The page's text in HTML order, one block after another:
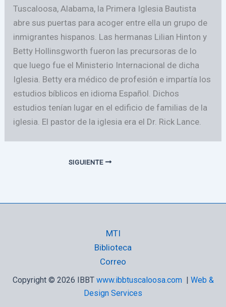
Tuscaloosa, Alabama, la Primera Iglesia Bautista
abre sus puertas para acoger entre ella un grupo de
inmigrantes hispanos. Las hermanas Lilian Hinton y
Betty Hollinsgworth fueron las precursoras de lo
que luego fue el Ministerio Internacional de dicha
Iglesia. Betty era médico de profesión e impartía los
estudios bíblicos en idioma Español. Dichos
estudios tenían lugar en el edificio de familias de la
iglesia. El pastor de la iglesia era el Dr. Rick Lance.
SIGUIENTE
MTI
Biblioteca
Correo
Copyright © 2026 IBBT www.ibbtuscaloosa.com| Web &
Design Services